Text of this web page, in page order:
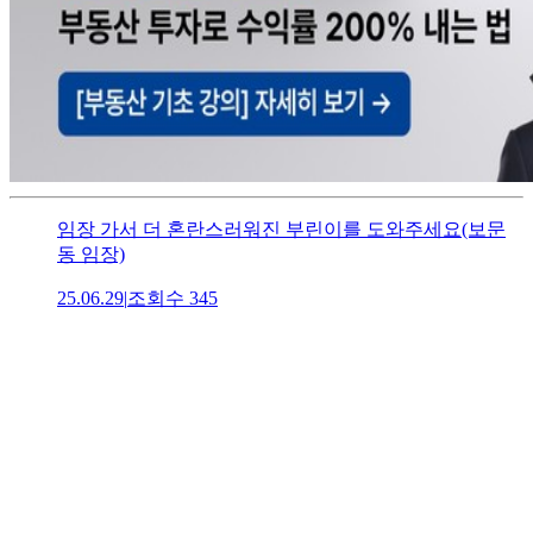
임장 가서 더 혼란스러워진 부린이를 도와주세요(보문
동 임장)
25.06.29|조회수 345